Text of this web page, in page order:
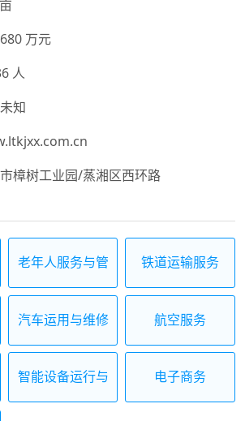
万元
人
知
樟树工业园/蒸湘区西环路
老年人服务与管
铁道运输服务
汽车运用与维修 航空服务
智能设备运行与
电子商务